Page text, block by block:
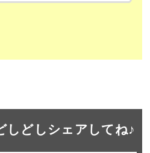
しどしシェアしてね♪